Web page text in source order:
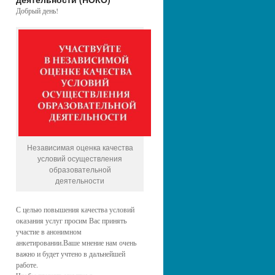
Добрый день!
Независимая оценка качества
условий осуществления
образовательной
деятельности
С целью повышения качества условий
оказания услуг просим Вас принять
участие в анонимном
анкетировании.Ваше мнение нам очень
важно и будет учтено в дальнейшей
работе.